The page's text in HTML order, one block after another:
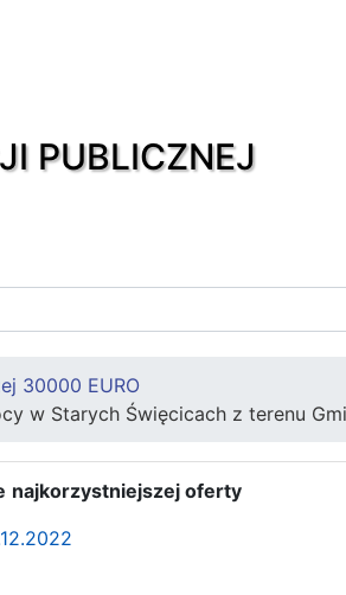
PUBLICZNEJ
30000 EURO
w Starych Święcicach z terenu
najkorzystniejszej oferty